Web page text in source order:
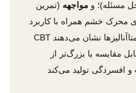
مسئله)؛ و مواجهه (تمرین
محرک خشم همراه با کاربرد
مهارت‌ها) [۵۶]. فرامتاآنالیزها نشان می‌دهند CBT
مقایسه یا بزرگ‌تر از
افسردگی تولید می‌کند